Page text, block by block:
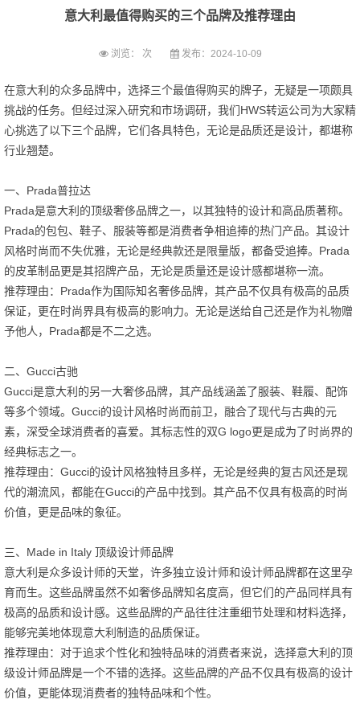
意大利最值得购买的三个品牌及推荐理由
浏览： 次 发布：2024-10-09
在意大利的众多品牌中，选择三个最值得购买的牌子，无疑是一项颇具
挑战的任务。但经过深入研究和市场调研，我们HWS转运公司为大家精
心挑选了以下三个品牌，它们各具特色，无论是品质还是设计，都堪称
行业翘楚。
一、Prada普拉达
Prada是意大利的顶级奢侈品牌之一，以其独特的设计和高品质著称。
Prada的包包、鞋子、服装等都是消费者争相追捧的热门产品。其设计
风格时尚而不失优雅，无论是经典款还是限量版，都备受追捧。Prada
的皮革制品更是其招牌产品，无论是质量还是设计感都堪称一流。
推荐理由：Prada作为国际知名奢侈品牌，其产品不仅具有极高的品质
保证，更在时尚界具有极高的影响力。无论是送给自己还是作为礼物赠
予他人，Prada都是不二之选。
二、Gucci古驰
Gucci是意大利的另一大奢侈品牌，其产品线涵盖了服装、鞋履、配饰
等多个领域。Gucci的设计风格时尚而前卫，融合了现代与古典的元
素，深受全球消费者的喜爱。其标志性的双G logo更是成为了时尚界的
经典标志之一。
推荐理由：Gucci的设计风格独特且多样，无论是经典的复古风还是现
代的潮流风，都能在Gucci的产品中找到。其产品不仅具有极高的时尚
价值，更是品味的象征。
三、Made in Italy 顶级设计师品牌
意大利是众多设计师的天堂，许多独立设计师和设计师品牌都在这里孕
育而生。这些品牌虽然不如奢侈品牌知名度高，但它们的产品同样具有
极高的品质和设计感。这些品牌的产品往往注重细节处理和材料选择，
能够完美地体现意大利制造的品质保证。
推荐理由：对于追求个性化和独特品味的消费者来说，选择意大利的顶
级设计师品牌是一个不错的选择。这些品牌的产品不仅具有极高的设计
价值，更能体现消费者的独特品味和个性。